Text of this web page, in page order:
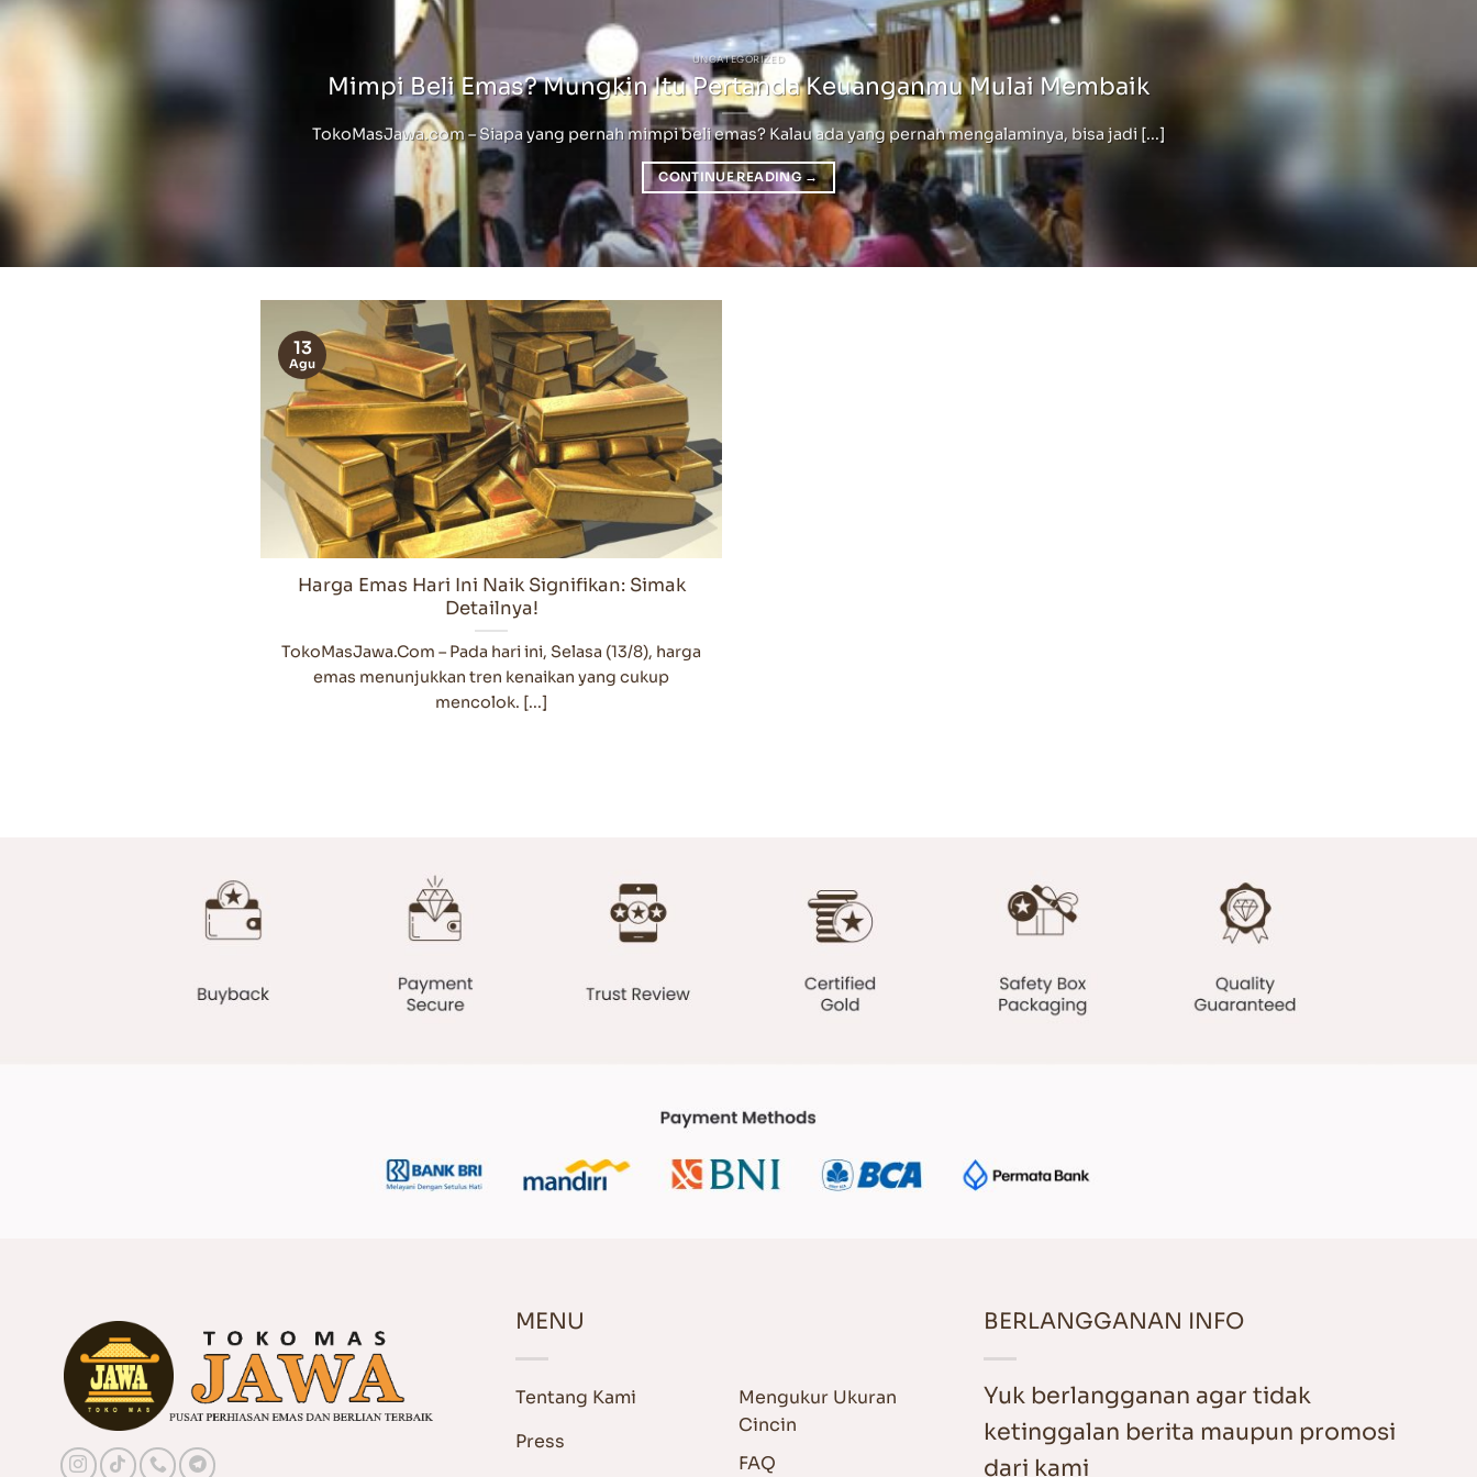
UNCATEGORIZED
Mimpi Beli Emas? Mungkin Itu Pertanda Keuanganmu Mulai Membaik
TokoMasJawa.com – Siapa yang pernah mimpi beli emas? Kalau ada yang pernah mengalaminya, bisa jadi [...]
CONTINUE READING→
Harga Emas Hari Ini Naik Signifikan: Simak
Detailnya!
TokoMasJawa.Com – Pada hari ini, Selasa (13/8), harga
emas menunjukkan tren kenaikan yang cukup
mencolok. [...]
13
Agu
MENU
Tentang Kami
Press
Mengukur Ukuran
Cincin
FAQ
BERLANGGANAN INFO
Yuk berlangganan agar tidak
ketinggalan berita maupun promosi
dari kami